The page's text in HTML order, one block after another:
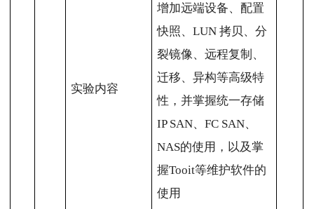
实验内容
增加远端设备、配置
快照、LUN 拷贝、分
裂镜像、远程复制、
迁移、异构等高级特
性，并掌握统一存储
IP SAN、FC SAN、
NAS的使用，以及掌
握Tooit等维护软件的
使用